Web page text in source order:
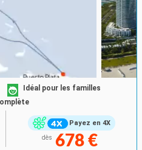
Payez en 4X
Idéal pour les familles
dès 678 €